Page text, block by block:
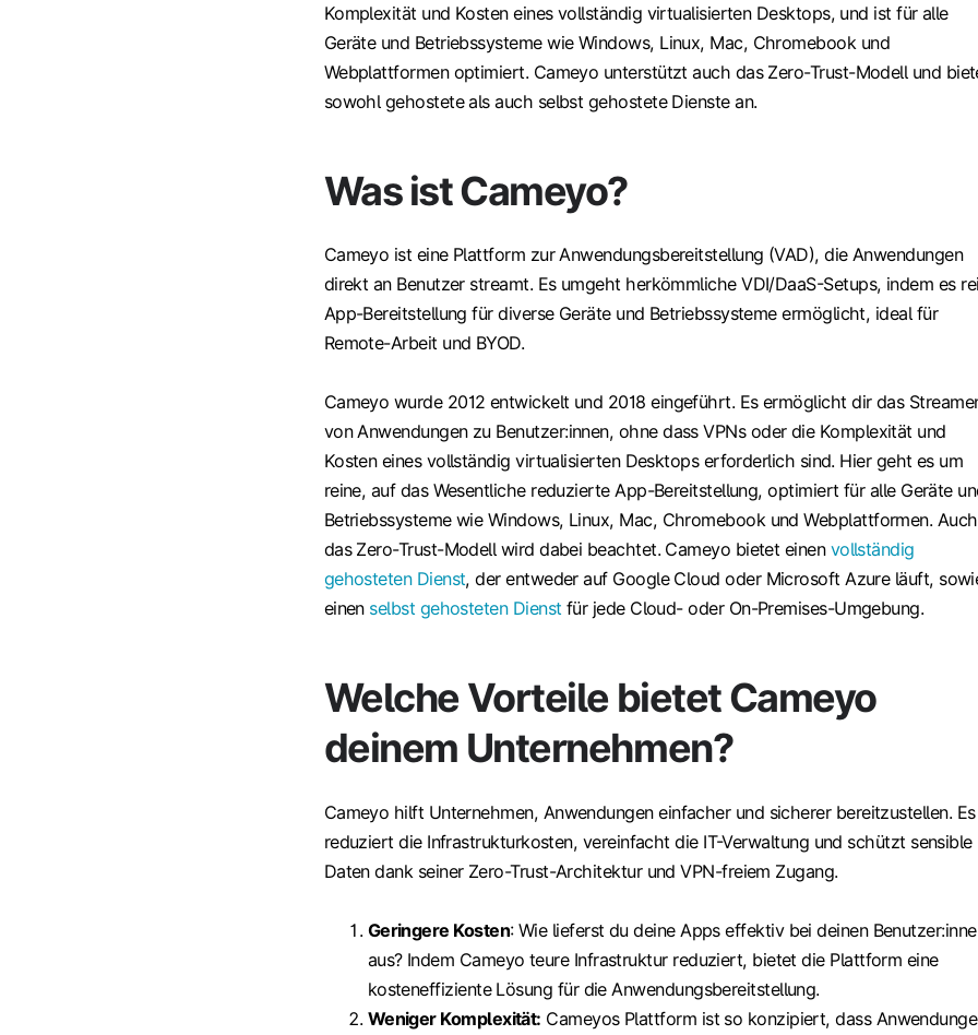
Komplexität und Kosten eines vollständig virtualisierten Desktops, und ist für alle
Geräte und Betriebssysteme wie Windows, Linux, Mac, Chromebook und
Webplattformen optimiert. Cameyo unterstützt auch das Zero-Trust-Modell und
sowohl gehostete als auch selbst gehostete Dienste an.
Was ist Cameyo?
Cameyo ist eine Plattform zur Anwendungsbereitstellung (VAD), die Anwendungen
direkt an Benutzer streamt. Es umgeht herkömmliche VDI/DaaS-Setups, indem es
App-Bereitstellung für diverse Geräte und Betriebssysteme ermöglicht, ideal für
Remote-Arbeit und BYOD.
Cameyo wurde 2012 entwickelt und 2018 eingeführt. Es ermöglicht dir das
von Anwendungen zu Benutzer:innen, ohne dass VPNs oder die Komplexität und
Kosten eines vollständig virtualisierten Desktops erforderlich sind. Hier geht es um
reine, auf das Wesentliche reduzierte App-Bereitstellung, optimiert für alle Geräte
Betriebssysteme wie Windows, Linux, Mac, Chromebook und Webplattformen. Auch
das Zero-Trust-Modell wird dabei beachtet. Cameyo bietet einen vollständig
gehosteten Dienst, der entweder auf Google Cloud oder Microsoft Azure läuft,
einen selbst gehosteten Dienstfür jede Cloud- oder On-Premises-Umgebung.
Welche Vorteile bietet Cameyo
deinem Unternehmen?
Cameyo hilft Unternehmen, Anwendungen einfacher und sicherer bereitzustellen. Es
reduziert die Infrastrukturkosten, vereinfacht die IT-Verwaltung und schützt sensible
Daten dank seiner Zero-Trust-Architektur und VPN-freiem Zugang.
Geringere Kosten: Wie lieferst du deine Apps effektiv bei deinen
aus? Indem Cameyo teure Infrastruktur reduziert, bietet die Plattform eine
kosteneffiziente Lösung für die Anwendungsbereitstellung.
Weniger Komplexität: Cameyos Plattform ist so konzipiert, dass